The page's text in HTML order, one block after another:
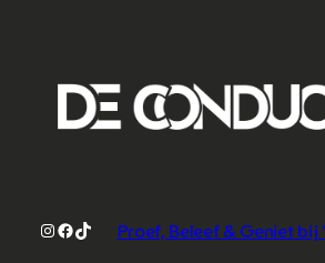
Instagram
Facebook
TikTokProef, Beleef & Geniet